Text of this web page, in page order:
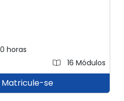
horas
16 Módulos
Matricule-se